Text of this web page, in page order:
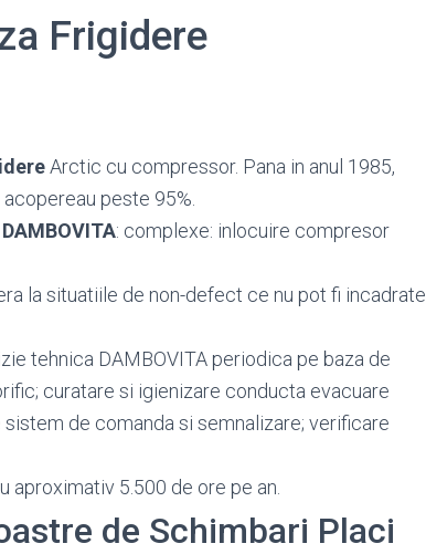
Frigidere
Arctic cu compressor. Pana in anul 1985,
peste 95%.
: complexe: inlocuire compresor
la situatiile de non-defect ce nu pot fi incadrate
tehnica DAMBOVITA periodica pe baza de
curatare si igienizare conducta evacuare
de comanda si semnalizare; verificare
5.500 de ore pe an.
de Schimbari Placi